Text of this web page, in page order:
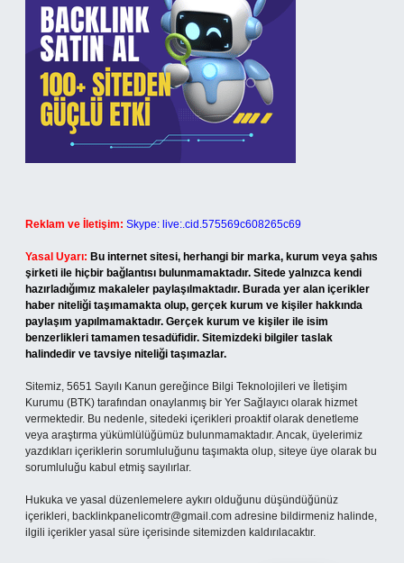
Reklam ve İletişim: Skype: live:.cid.575569c608265c69
Yasal Uyarı: Bu internet sitesi, herhangi bir marka, kurum veya şahıs
şirketi ile hiçbir bağlantısı bulunmamaktadır. Sitede yalnızca kendi
hazırladığımız makaleler paylaşılmaktadır. Burada yer alan içerikler
haber niteliği taşımamakta olup, gerçek kurum ve kişiler hakkında
paylaşım yapılmamaktadır. Gerçek kurum ve kişiler ile isim
benzerlikleri tamamen tesadüfidir. Sitemizdeki bilgiler taslak
halindedir ve tavsiye niteliği taşımazlar.
Sitemiz, 5651 Sayılı Kanun gereğince Bilgi Teknolojileri ve İletişim
Kurumu (BTK) tarafından onaylanmış bir Yer Sağlayıcı olarak hizmet
vermektedir. Bu nedenle, sitedeki içerikleri proaktif olarak denetleme
veya araştırma yükümlülüğümüz bulunmamaktadır. Ancak, üyelerimiz
yazdıkları içeriklerin sorumluluğunu taşımakta olup, siteye üye olarak bu
sorumluluğu kabul etmiş sayılırlar.
Hukuka ve yasal düzenlemelere aykırı olduğunu düşündüğünüz
içerikleri, backlinkpanelicomtr@gmail.com adresine bildirmeniz halinde,
ilgili içerikler yasal süre içerisinde sitemizden kaldırılacaktır.